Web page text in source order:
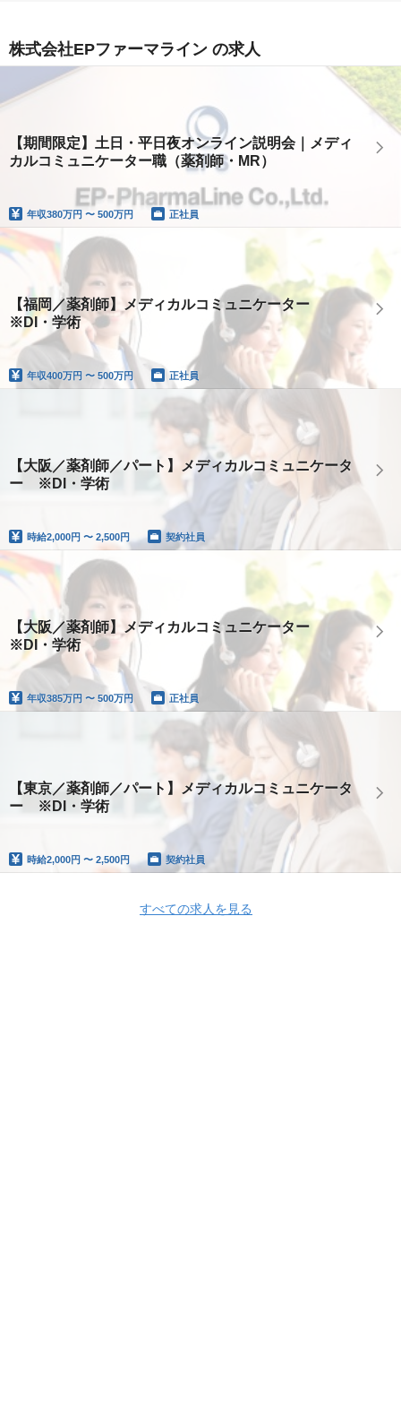
株式会社EPファーマライン の求人
【期間限定】土日・平日夜オンライン説明会｜メディ
カルコミュニケーター職（薬剤師・MR）
年収380万円 〜 500万円 正社員
【福岡／薬剤師】メディカルコミュニケーター
※DI・学術
年収400万円 〜 500万円 正社員
【大阪／薬剤師／パート】メディカルコミュニケータ
ー ※DI・学術
時給2,000円 〜 2,500円 契約社員
【大阪／薬剤師】メディカルコミュニケーター
※DI・学術
年収385万円 〜 500万円 正社員
【東京／薬剤師／パート】メディカルコミュニケータ
ー ※DI・学術
時給2,000円 〜 2,500円 契約社員
すべての求人を見る